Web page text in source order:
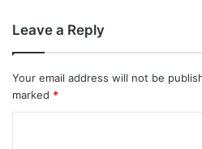
Leave a Reply
Your email address will not be
marked *